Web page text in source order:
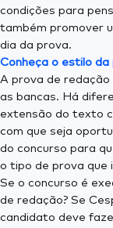
condições para
também promover
dia da prova.
Conheça o estilo
A prova de
as bancas. Há
extensão do texto
com que seja
do concurso para
o tipo de prova que
Se o concurso é
de redação? Se
candidato deve